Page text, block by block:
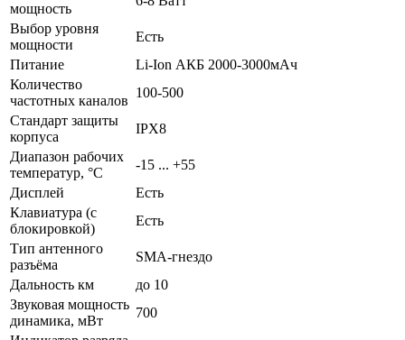
мощность
Выбор уровня
мощности
Есть
Питание
Li-Ion АКБ 2000-3000мАч
Количество
частотных каналов
100-500
Стандарт защиты
корпуса
IPX8
Диапазон рабочих
температур, °С
-15 ... +55
Дисплей
Есть
Клавиатура (с
блокировкой)
Есть
Тип антенного
разъёма
SMA-гнездо
Дальность км
до 10
Звуковая мощность
динамика, мВт
700